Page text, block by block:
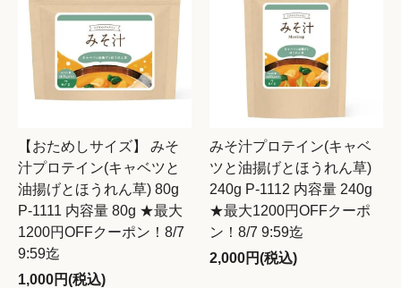
【おためしサイズ】 みそ
汁プロテイン(キャベツと
油揚げとほうれん草) 80g
P-1111 内容量 80g ★最大
1200円OFFクーポン！8/7
9:59迄
1,000円(税込)
みそ汁プロテイン(キャベ
ツと油揚げとほうれん草)
240g P-1112 内容量 240g
★最大1200円OFFクーポ
ン！8/7 9:59迄
2,000円(税込)